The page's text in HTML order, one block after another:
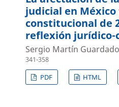
judicial en
constitucional de
reflexión
Sergio Martín Guardado
341-358
PDF
HTML